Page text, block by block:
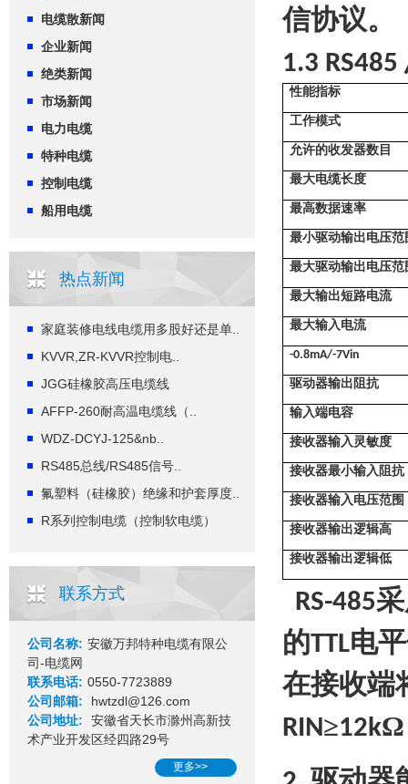
电缆散新闻
企业新闻
绝类新闻
市场新闻
电力电缆
特种电缆
控制电缆
船用电缆
热点新闻
家庭装修电线电缆用多股好还是单..
KVVR,ZR-KVVR控制电..
JGG硅橡胶高压电缆线
AFFP-260耐高温电缆线（..
WDZ-DCYJ-125&nb..
RS485总线/RS485信号..
氟塑料（硅橡胶）绝缘和护套厚度..
R系列控制电缆（控制软电缆）
联系方式
公司名称: 安徽万邦特种电缆有限公
司-电缆网
联系电话: 0550-7723889
公司邮箱:
hwtzdl@126.com
公司地址:
安徽省天长市滁州高新技
术产业开发区经四路29号
更多>>
信协议。
1.3 RS485
性能指标
工作模式
允许的收发器数目
最大电缆长度
最高数据速率
最小驱动输出电压范
最大驱动输出电压范
最大输出短路电流
最大输入电流
-0.8mA/-7Vin
驱动器输出阻抗
输入端电容
接收器输入灵敏度
接收器最小输入阻抗
接收器输入电压范围
接收器输出逻辑高
接收器输出逻辑低
RS-485
的TTL电
在接收端
RIN≥12kΩ